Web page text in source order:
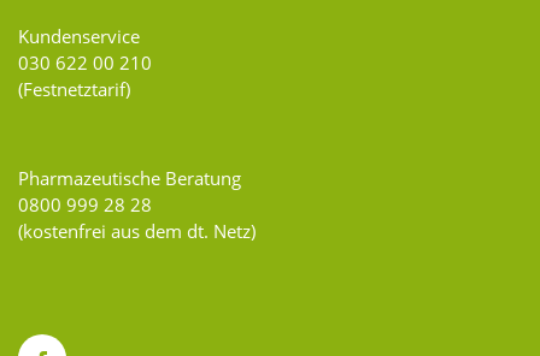
Kundenservice
030 622 00 210
(Festnetztarif)
Pharmazeutische Beratung
0800 999 28 28
(kostenfrei aus dem dt. Netz)